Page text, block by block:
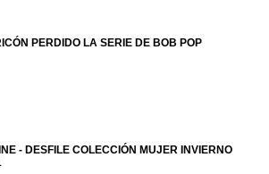
PERDIDO LA SERIE DE BOB POP
- DESFILE COLECCIÓN MUJER INVIERNO